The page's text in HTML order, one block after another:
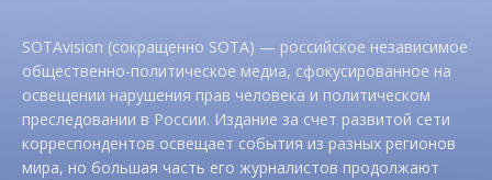
SOTAvision (сокращенно SOTA) — российское независимое
общественно-политическое медиа, сфокусированное на
освещении нарушения прав человека и политическом
преследовании в России. Издание за счет развитой сети
корреспондентов освещает события из разных регионов
мира, но большая часть его журналистов продолжают